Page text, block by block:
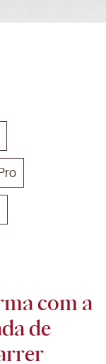
com a
de